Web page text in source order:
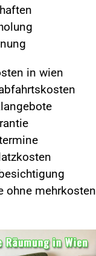
in wien
ohne mehrkosten